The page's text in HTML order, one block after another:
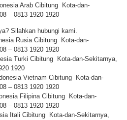
Arab Cibitung Kota-dan-
– 0813 1920 1920
Silahkan hubungi kami.
Rusia Cibitung Kota-dan-
– 0813 1920 1920
Turki Cibitung Kota-dan-Sekitarnya,
1920
Vietnam Cibitung Kota-dan-
– 0813 1920 1920
Filipina Cibitung Kota-dan-
– 0813 1920 1920
Itali Cibitung Kota-dan-Sekitarnya,